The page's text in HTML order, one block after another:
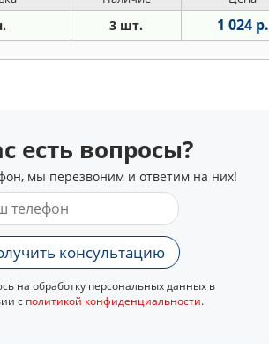
3 шт. 1 024 р.
есть вопросы?
мы перезвоним и ответим на них!
консультацию
на обработку персональных данных в
с политикой конфиденциальности.